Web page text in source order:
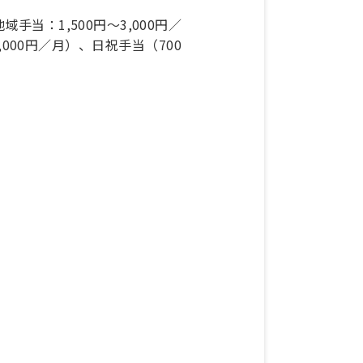
手当：1,500円～3,000円／
円／月）、日祝手当（700